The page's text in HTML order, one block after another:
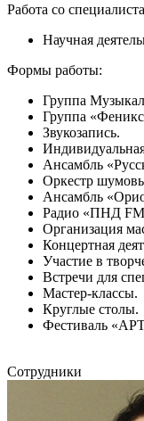
Работа со
Научная
Формы работы:
Группа
Группа
Звукозапись.
Ансамбль
Оркестр
Ансамбль
Радио «ПНД
Организация
Концертная
Участие в
Встречи для
Мастер-классы.
Круглые столы.
Фестиваль
Сотрудники